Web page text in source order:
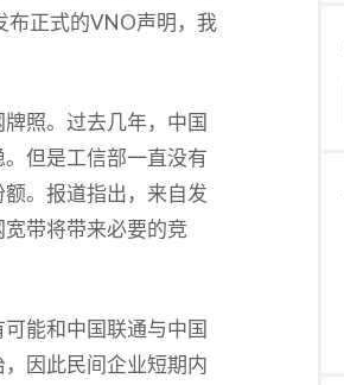
布正式的VNO声明，我
照。过去几年，中国
但是工信部一直没有
。报道指出，来自发
带将带来必要的竞
能和中国联通与中国
因此民间企业短期内